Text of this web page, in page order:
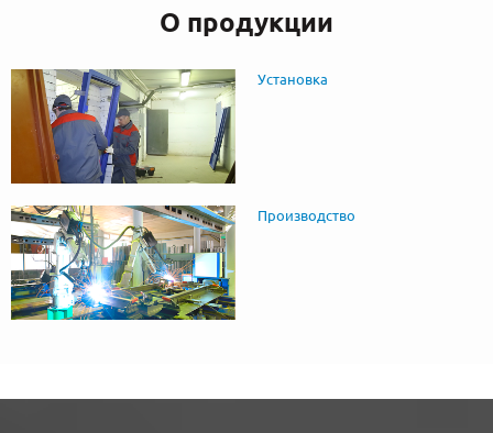
О продукции
Установка
Производство